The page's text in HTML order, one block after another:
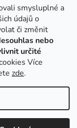
smysluplné a
údajů o
či změnit
nebo
určité
Více
zde.
s 360°
modelu?